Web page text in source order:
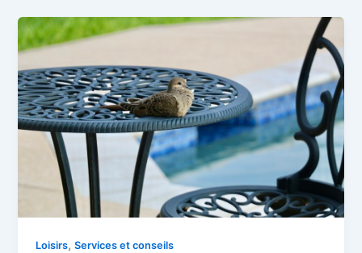
Loisirs,Services et conseils